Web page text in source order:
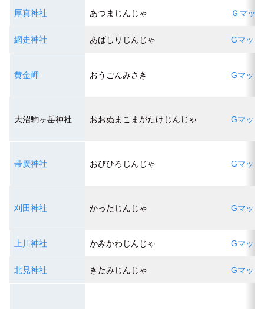
厚真神社 あつまじんじゃ Ｇマップ
網走神社 あばしりじんじゃ Gマップ
黄金岬 おうごんみさき Gマップ
大沼駒ヶ岳神社 おおぬまこまがたけじんじゃ Gマップ
帯廣神社 おびひろじんじゃ Gマップ
刈田神社 かったじんじゃ Gマップ
上川神社 かみかわじんじゃ Gマップ
北見神社 きたみじんじゃ Gマップ